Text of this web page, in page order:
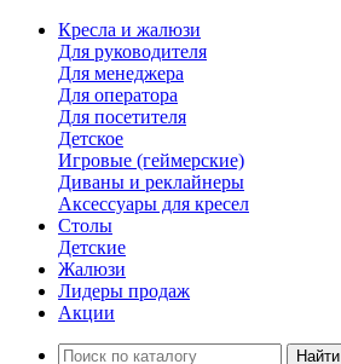
Кресла и жалюзи
Для руководителя
Для менеджера
Для оператора
Для посетителя
Детское
Игровые (геймерские)
Диваны и реклайнеры
Аксессуары для кресел
Столы
Детские
Жалюзи
Лидеры продаж
Акции
Найти